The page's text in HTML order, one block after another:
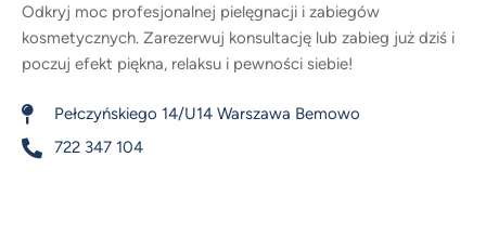
Odkryj moc profesjonalnej pielęgnacji i zabiegów
kosmetycznych. Zarezerwuj konsultację lub zabieg już dziś i
poczuj efekt piękna, relaksu i pewności siebie!
Pełczyńskiego 14/U14 Warszawa Bemowo
722 347 104